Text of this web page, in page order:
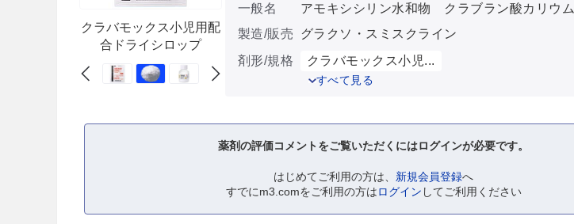
クラバモックス小児用配
合ドライシロップ
一般名
アモキシシリン水和物 クラブラン酸カリウム
製造/販売
グラクソ・スミスクライン
剤形/規格
クラバモックス小児...
すべて見る
薬剤の評価コメントをご覧いただくにはログインが必要です。
はじめてご利用の方は、 新規会員登録へ
すでにm3.comをご利用の方はログイン してご利用ください